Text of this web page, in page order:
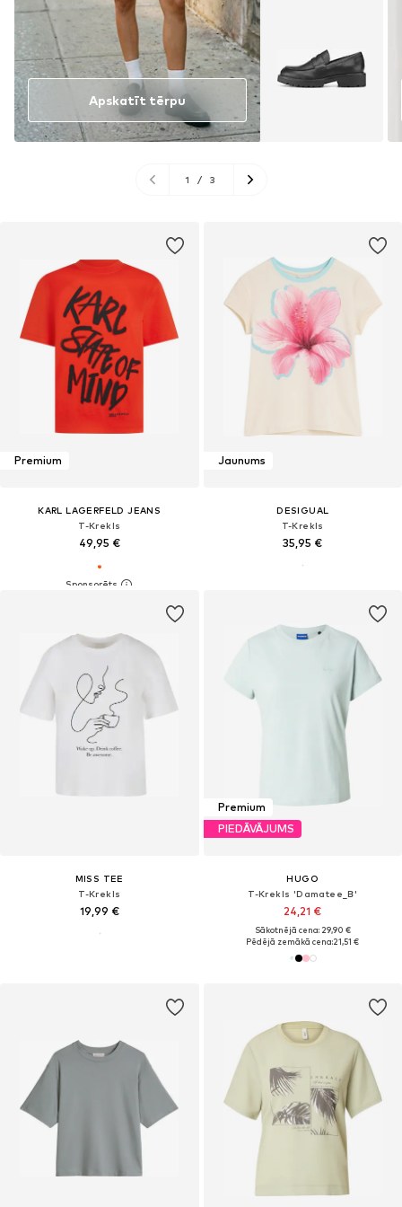
Premium
KARL LAGERFELD JEANS
T-Krekls
49,95 €
Apskatīt tērpu
1 / 3
Jaunums
DESIGUAL
T-Krekls
35,95 €
MISS TEE
T-Krekls
19,99 €
Premium
PIEDĀVĀJUMS
HUGO
T-Krekls 'Damatee_B'
24,21 €
Sākotnējā cena: 29,90 €
Pēdējā zemākā cena:21,51 €